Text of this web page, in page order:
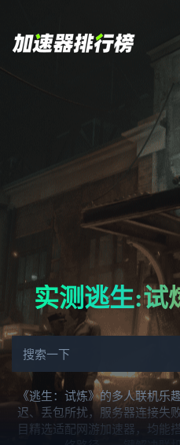
实测逃生:试
《逃生：试炼》的多人联机乐
迟、丢包所扰，服务器连接失
目精选适配网游加速器，均能